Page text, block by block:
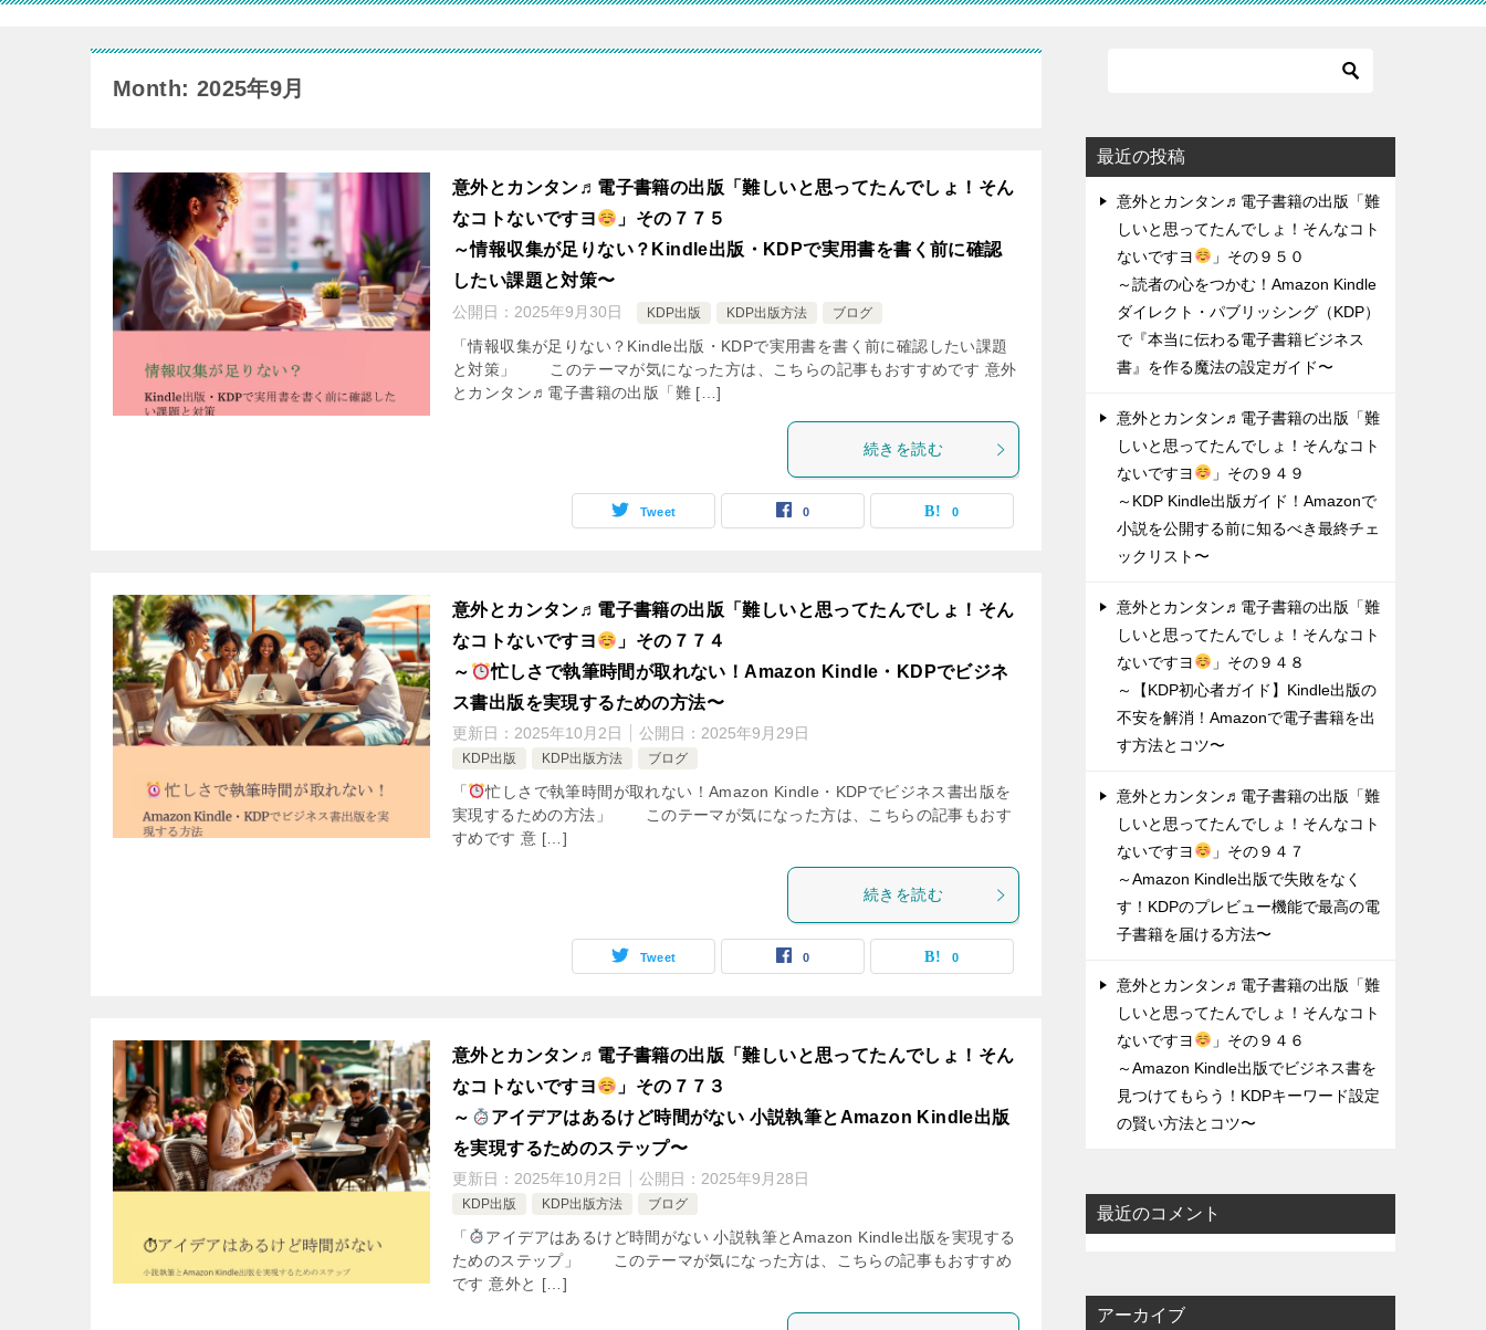
Month: 2025年9月
意外とカンタン♬電子書籍の出版「難しいと思ってたんでしょ！そん
なコトないですヨ
」その７７５
～情報収集が足りない？Kindle出版・KDPで実用書を書く前に確認
したい課題と対策〜
公開日： 2025年9月30日 KDP出版 KDP出版方法 ブログ
「情報収集が足りない？Kindle出版・KDPで実用書を書く前に確認したい課題
と対策」 このテーマが気になった方は、こちらの記事もおすすめです 意外
とカンタン♬電子書籍の出版「難 […]
続きを読む
Tweet 0 0
意外とカンタン♬電子書籍の出版「難しいと思ってたんでしょ！そん
なコトないですヨ
」その７７４
～
忙しさで執筆時間が取れない！Amazon Kindle・KDPでビジネ
ス書出版を実現するための方法〜
更新日： 2025年10月2日 公開日： 2025年9月29日
KDP出版 KDP出版方法 ブログ
「
忙しさで執筆時間が取れない！Amazon Kindle・KDPでビジネス書出版を
実現するための方法」 このテーマが気になった方は、こちらの記事もおす
すめです 意 […]
続きを読む
Tweet 0 0
意外とカンタン♬電子書籍の出版「難しいと思ってたんでしょ！そん
なコトないですヨ
」その７７３
～
アイデアはあるけど時間がない 小説執筆とAmazon Kindle出版
を実現するためのステップ〜
更新日： 2025年10月2日 公開日： 2025年9月28日
KDP出版 KDP出版方法 ブログ
「
アイデアはあるけど時間がない 小説執筆とAmazon Kindle出版を実現する
ためのステップ」 このテーマが気になった方は、こちらの記事もおすすめ
です 意外と […]
最近の投稿
意外とカンタン♬電子書籍の出版「難
しいと思ってたんでしょ！そんなコト
ないですヨ
」その９５０
～読者の心をつかむ！Amazon Kindle
ダイレクト・パブリッシング（KDP）
で『本当に伝わる電子書籍ビジネス
書』を作る魔法の設定ガイド〜
意外とカンタン♬電子書籍の出版「難
しいと思ってたんでしょ！そんなコト
ないですヨ
」その９４９
～KDP Kindle出版ガイド！Amazonで
小説を公開する前に知るべき最終チェ
ックリスト〜
意外とカンタン♬電子書籍の出版「難
しいと思ってたんでしょ！そんなコト
ないですヨ
」その９４８
～【KDP初心者ガイド】Kindle出版の
不安を解消！Amazonで電子書籍を出
す方法とコツ〜
意外とカンタン♬電子書籍の出版「難
しいと思ってたんでしょ！そんなコト
ないですヨ
」その９４７
～Amazon Kindle出版で失敗をなく
す！KDPのプレビュー機能で最高の電
子書籍を届ける方法〜
意外とカンタン♬電子書籍の出版「難
しいと思ってたんでしょ！そんなコト
ないですヨ
」その９４６
～Amazon Kindle出版でビジネス書を
見つけてもらう！KDPキーワード設定
の賢い方法とコツ〜
最近のコメント
アーカイブ